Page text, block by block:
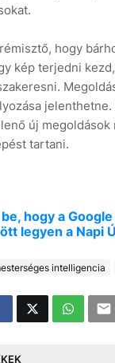
hogy
kép terjedni
jelenthetne.
új megoldások
tartani.
hogy a
legyen a Napi
intelligencia